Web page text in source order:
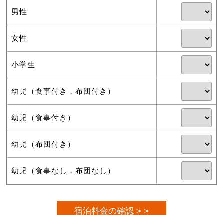
男性
女性
小学生
幼児（食事付き，布団付き）
幼児（食事付き）
幼児（布団付き）
幼児（食事なし，布団なし）
宿泊料金の確認 > >